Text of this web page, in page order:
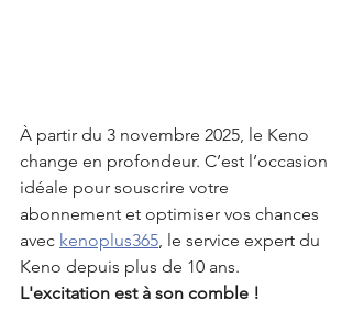
À partir du 3 novembre 2025, le Keno
change en profondeur. C’est l’occasion
idéale pour souscrire votre
abonnement et optimiser vos chances
avec kenoplus365 , le service expert du
Keno depuis plus de 10 ans.
L'excitation est à son comble !